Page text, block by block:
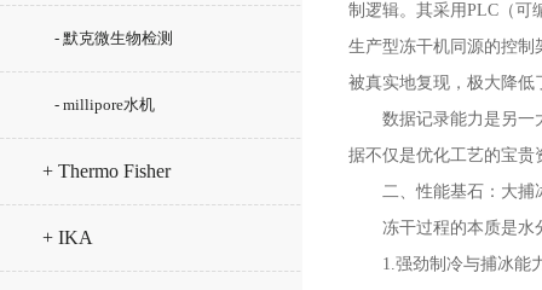
- 默克微生物检测
- millipore水机
+ Thermo Fisher
+ IKA
制逻辑。其采用PLC（可
生产型冻干机同源的控制
被真实地复现，极大降低
数据记录能力是另一大
据不仅是优化工艺的宝贵
二、性能基石：大捕
冻干过程的本质是水分
1.强劲制冷与捕冰能力